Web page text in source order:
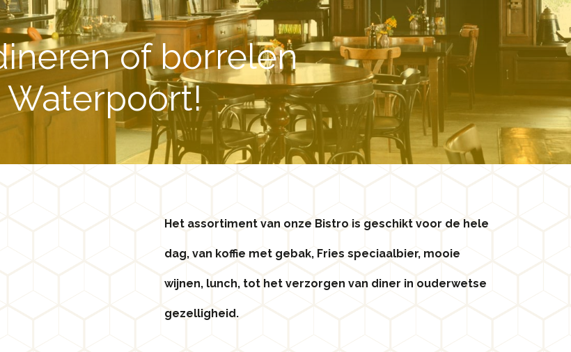
of borrelen
Het assortiment van onze Bistro is geschikt voor de hele
dag, van koffie met gebak, Fries speciaalbier, mooie
wijnen, lunch, tot het verzorgen van diner in ouderwetse
gezelligheid.